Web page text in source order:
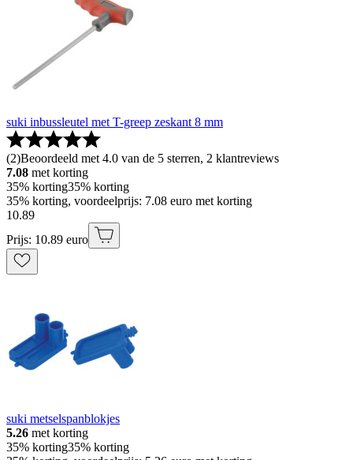
suki inbussleutel met T-greep zeskant 8 mm
(2)Beoordeeld met 4.0 van de 5 sterren, 2 klantreviews
7.08 met korting
35% korting35% korting
35% korting, voordeelprijs: 7.08 euro met korting
10.89
Prijs: 10.89 euro
suki metselspanblokjes
5.26 met korting
35% korting35% korting